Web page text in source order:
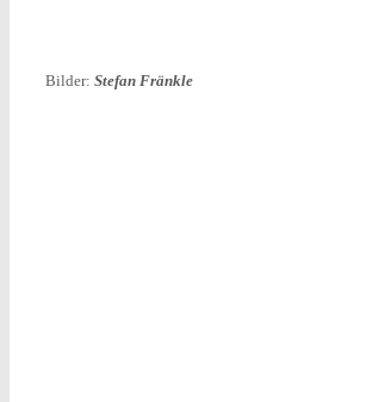
Bilder: Stefan Fränkle